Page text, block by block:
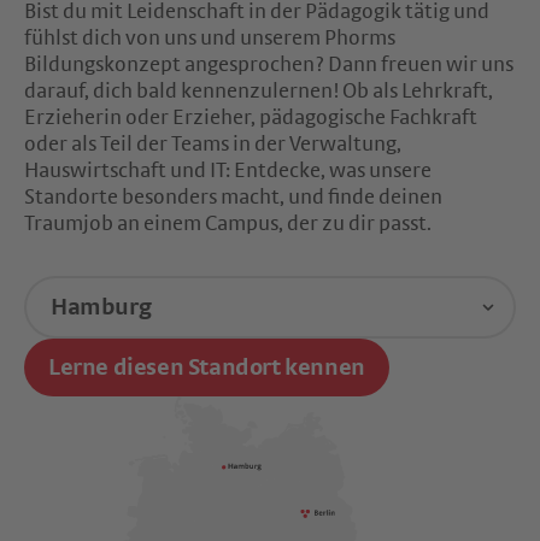
Bist du mit Leidenschaft in der Pädagogik tätig und
fühlst dich von uns und unserem Phorms
Bildungskonzept angesprochen? Dann freuen wir uns
darauf, dich bald kennenzulernen! Ob als Lehrkraft,
Erzieherin oder Erzieher, pädagogische Fachkraft
oder als Teil der Teams in der Verwaltung,
Hauswirtschaft und IT: Entdecke, was unsere
Standorte besonders macht, und finde deinen
Traumjob an einem Campus, der zu dir passt.
Lerne diesen Standort kennen